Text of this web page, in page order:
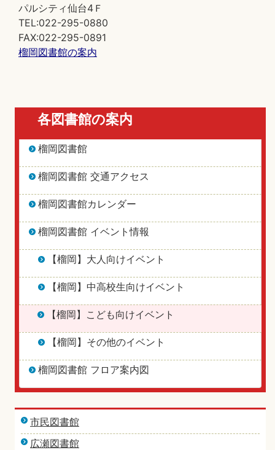
パルシティ仙台4Ｆ
TEL:022-295-0880
FAX:022-295-0891
榴岡図書館の案内
各図書館の案内
榴岡図書館
榴岡図書館 交通アクセス
榴岡図書館カレンダー
榴岡図書館 イベント情報
【榴岡】大人向けイベント
【榴岡】中高校生向けイベント
【榴岡】こども向けイベント
【榴岡】その他のイベント
榴岡図書館 フロア案内図
市民図書館
広瀬図書館